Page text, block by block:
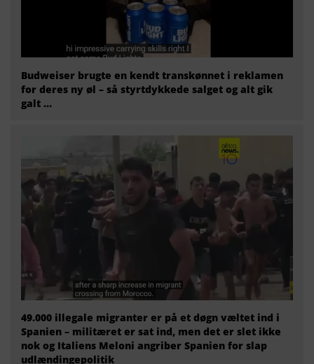
Budweiser brugte en kendt transkønnet i reklamen
for deres ny øl – så styrtdykkede salget og alt gik
galt …
49.000 illegale migranter er på et døgn væltet ind i
Spanien – militæret er sat ind, men det er slet ikke
nok og Italiens Meloni angriber Spanien for slap
udlændingepolitik